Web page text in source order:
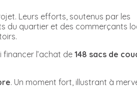
Leurs efforts, soutenus par les
du quartier et des commerçants
financer l’achat de148 sacs de
. Un moment fort, illustrant à